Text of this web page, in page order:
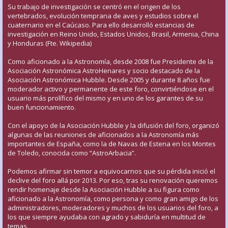
Su trabajo de investigación se centró en el origen de los
vertebrados, evolución temprana de aves y estudios sobre el
cuaternario en el Caúcaso. Para ello desarrolló estancias de
investigación en Reino Unido, Estados Unidos, Brasil, Armenia, China
y Honduras (Fte. Wikipedia)
Como aficionado a la Astronomía, desde 2008 fue Presidente de la
Asociación Astronómica AstroHenares y socio destacado de la
Asociación Astronómica Hubble. Desde 2005 y durante 8 años fue
moderador activo y permanente de este foro, convirtiéndose en el
usuario más prolífico del mismo y en uno de los garantes de su
buen funcionamiento.
Con el apoyo de la Asociación Hubble y la difusión del foro, organizó
algunas de las reuniones de aficionados a la Astronomía más
importantes de España, como la de Navas de Estena en los Montes
de Toledo, conocida como “AstroArbacia”.
Podemos afirmar sin temor a equivocarnos que su pérdida inició el
declive del foro allá por 2013. Por eso, tras su renovación queremos
rendir homenaje desde la Asociación Hubble a su figura como
aficionado a la Astronomía, como persona y como gran amigo de los
administradores, moderadores y muchos de los usuarios del foro, a
los que siempre ayudaba con agrado y sabiduría en multitud de
temas.